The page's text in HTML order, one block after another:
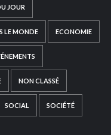
JOUR
LE MONDE ECONOMIE
NON CLASSÉ
SOCIAL SOCIÉTÉ